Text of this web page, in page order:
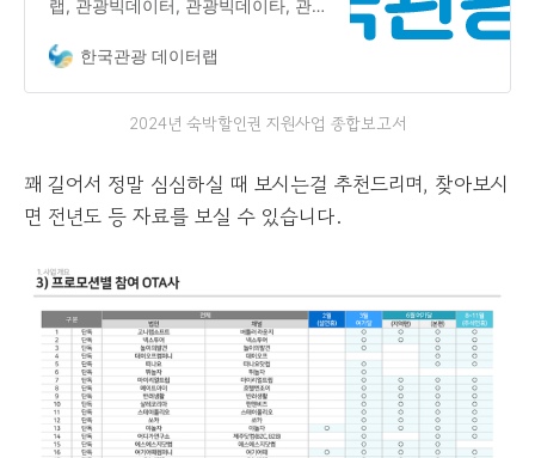
랩, 관광빅데이터, 관광빅데이타, 관
한국관광 데이터랩
2024년 숙박할인권 지원사업 종합보고서
꽤 길어서 정말 심심하실 때 보시는걸 추천드리며, 찾아보시
면 전년도 등 자료를 보실 수 있습니다.